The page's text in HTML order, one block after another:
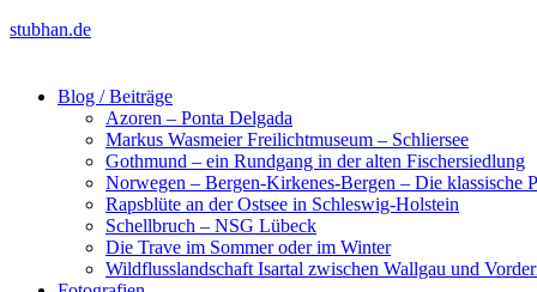
stubhan.de
Blog / Beiträge
Azoren – Ponta Delgada
Markus Wasmeier Freilichtmuseum – Schliersee
Gothmund – ein Rundgang in der alten Fischersiedlung
Norwegen – Bergen-Kirkenes-Bergen – Die klassische
Rapsblüte an der Ostsee in Schleswig-Holstein
Schellbruch – NSG Lübeck
Die Trave im Sommer oder im Winter
Wildflusslandschaft Isartal zwischen Wallgau und